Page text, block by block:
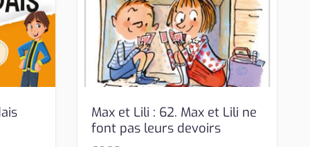
Max et Lili : 62. Max et Lili ne
font pas leurs devoirs